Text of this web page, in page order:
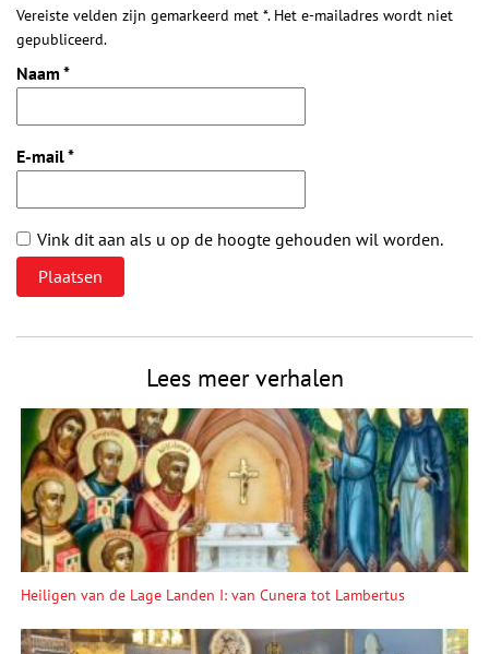
Vereiste velden zijn gemarkeerd met *. Het e-mailadres wordt niet
gepubliceerd.
Naam *
E-mail*
Vink dit aan als u op de hoogte gehouden wil worden.
Lees meer verhalen
Heiligen van de Lage Landen I: van Cunera tot Lambertus